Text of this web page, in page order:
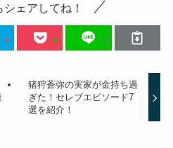
ェアしてね！
猪狩蒼弥の実家が金持ち過
ぎた！セレブエピソード7
選を紹介！